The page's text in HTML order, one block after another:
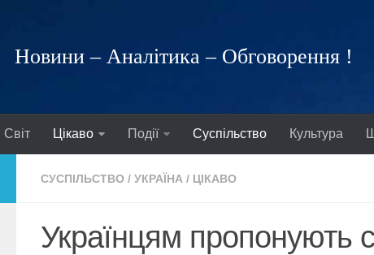
Новини – Аналітика – Обговорення !
Світ Цікаво Події Суспільство Культура
СУСПІЛЬСТВО / УКРАЇНА / ЦІКАВО
Українцям пропонують